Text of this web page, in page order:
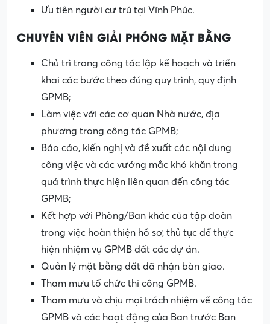
Ưu tiên người cư trú tại Vĩnh Phúc.
CHUYÊN VIÊN GIẢI PHÓNG MẶT BẰNG
Chủ trì trong công tác lập kế hoạch và triển
khai các bước theo đúng quy trình, quy định
GPMB;
Làm việc với các cơ quan Nhà nước, địa
phương trong công tác GPMB;
Báo cáo, kiến nghị và đề xuất các nội dung
công việc và các vướng mắc khó khăn trong
quá trình thực hiện liên quan đến công tác
GPMB;
Kết hợp với Phòng/Ban khác của tập đoàn
trong việc hoàn thiện hồ sơ, thủ tục để thực
hiện nhiệm vụ GPMB đất các dự án.
Quản lý mặt bằng đất đã nhận bàn giao.
Tham mưu tổ chức thi công GPMB.
Tham mưu và chịu mọi trách nhiệm về công tác
GPMB và các hoạt động của Ban trước Ban